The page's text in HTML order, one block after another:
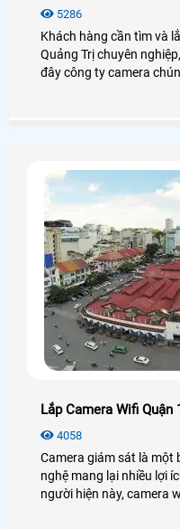
5286
Khách hàng cần tìm và
Quảng Trị chuyên nghiệp,
đây công ty camera
Lắp Camera Wifi Quận 1
4058
Camera giám sát là một
nghệ mang lại nhiều lợi
người hiện này, camera